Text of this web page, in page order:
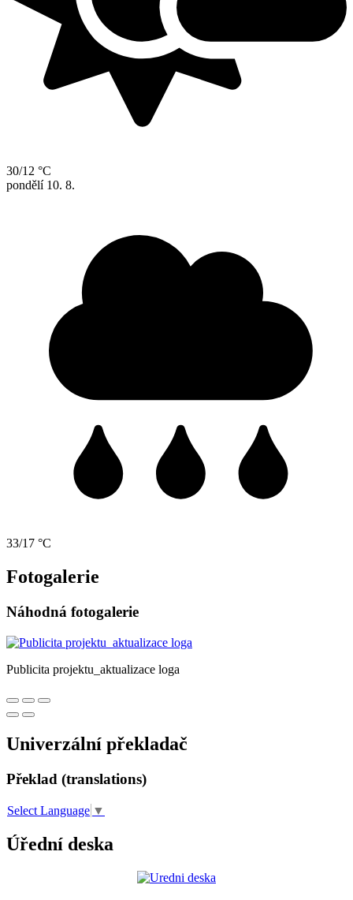
30/12 °C
pondělí 10. 8.
33/17 °C
Fotogalerie
Náhodná fotogalerie
Publicita projektu_aktualizace loga
Univerzální překladač
Překlad (translations)
Select Language ▼
Úřední deska